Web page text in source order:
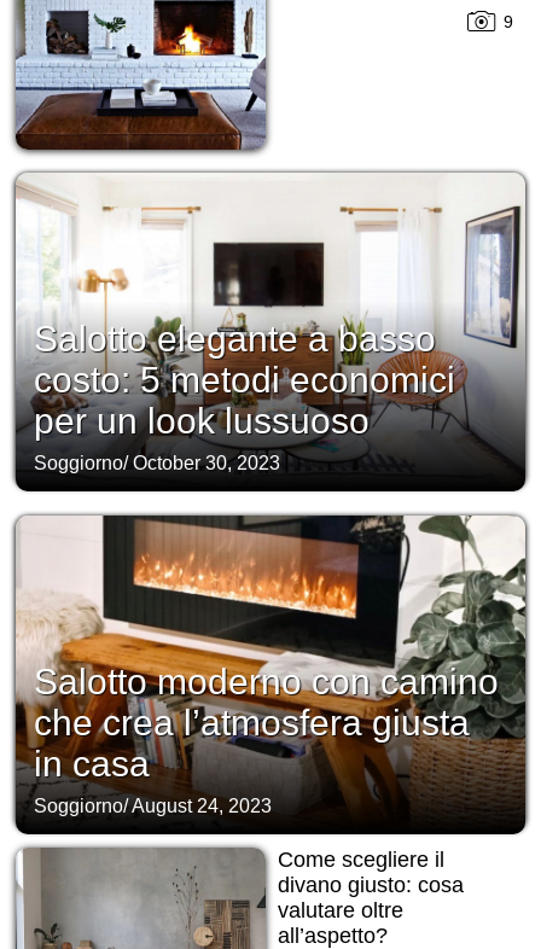
9
Salotto elegante a basso
costo: 5 metodi economici
per un look lussuoso
Soggiorno/October 30, 2023
Salotto moderno con camino
che crea l’atmosfera giusta
in casa
Soggiorno/August 24, 2023
Come scegliere il
divano giusto: cosa
valutare oltre
all’aspetto?